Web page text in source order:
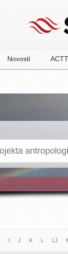
Novosti
I J K L LJ